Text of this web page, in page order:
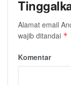
Alamat email
wajib ditandai *
Komentar